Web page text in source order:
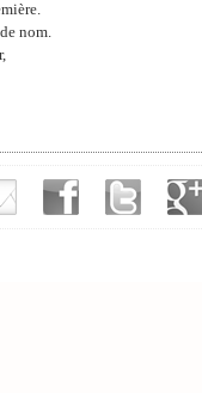
nom.